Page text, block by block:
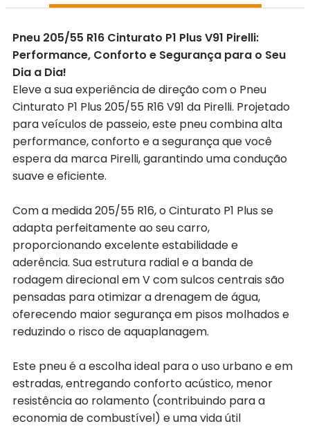
Pneu 205/55 R16 Cinturato P1 Plus V91 Pirelli:
Performance, Conforto e Segurança para o Seu
Dia a Dia!
Eleve a sua experiência de direção com o Pneu
Cinturato P1 Plus 205/55 R16 V91 da Pirelli. Projetado
para veículos de passeio, este pneu combina alta
performance, conforto e a segurança que você
espera da marca Pirelli, garantindo uma condução
suave e eficiente.
Com a medida 205/55 R16, o Cinturato P1 Plus se
adapta perfeitamente ao seu carro,
proporcionando excelente estabilidade e
aderência. Sua estrutura radial e a banda de
rodagem direcional em V com sulcos centrais são
pensadas para otimizar a drenagem de água,
oferecendo maior segurança em pisos molhados e
reduzindo o risco de aquaplanagem.
Este pneu é a escolha ideal para o uso urbano e em
estradas, entregando conforto acústico, menor
resistência ao rolamento (contribuindo para a
economia de combustível) e uma vida útil